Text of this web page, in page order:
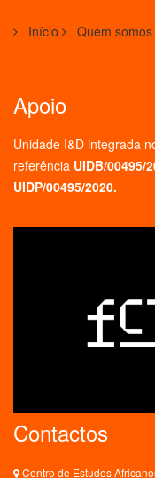
Início Quem somos
Apoio
Unidade I&D integrada
referência UIDB/00495/
UIDP/00495/2020.
Contactos
Centro de Estudos